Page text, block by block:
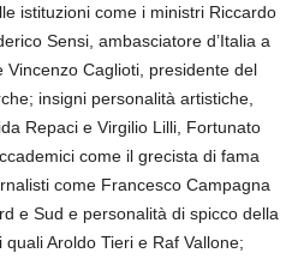
istituzioni come i ministri Riccardo
Sensi, ambasciatore d’Italia a
Caglioti, presidente del
insigni personalità artistiche,
Repaci e Virgilio Lilli, Fortunato
come il grecista di fama
come Francesco Campagna
e Sud e personalità di spicco della
Aroldo Tieri e Raf Vallone;